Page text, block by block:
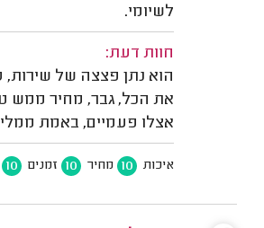
לשיומי.
חוות דעת:
הוא נתן פצצה של שירות,
את הכל, גבר, מחיר ממש
אצלו פעמיים, באמת
איכות 10 מחיר 10 זמנים 10